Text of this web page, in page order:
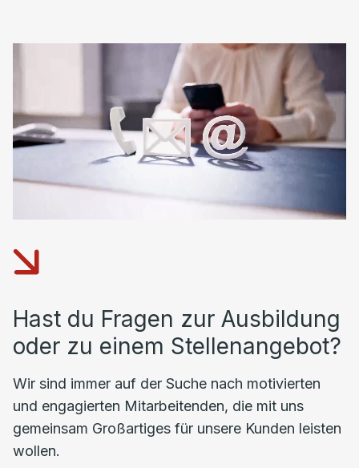
Hast du Fragen zur Ausbildung
oder zu einem Stellenangebot?
Wir sind immer auf der Suche nach motivierten
und engagierten Mitarbeitenden, die mit uns
gemeinsam Großartiges für unsere Kunden leisten
wollen.